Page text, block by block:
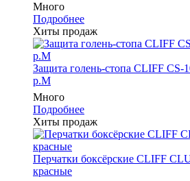
Много
Подробнее
Хиты продаж
Защита голень-стопа CLIFF CS-
р.M
Много
Подробнее
Хиты продаж
Перчатки боксёрские CLIFF
красные